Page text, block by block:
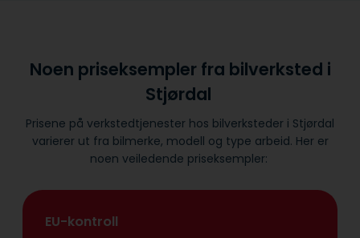
Noen priseksempler fra bilverksted i
Stjørdal
Prisene på verkstedtjenester hos bilverksteder i Stjørdal
varierer ut fra bilmerke, modell og type arbeid. Her er
noen veiledende priseksempler:
EU-kontroll